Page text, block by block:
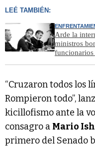
LEÉ TAMBIÉN:
Arde la
ministros
funcionarios
“Cruzaron todos los
Rompieron todo”,
kicillofismo ante la
consagro a Mario
primero del Senado